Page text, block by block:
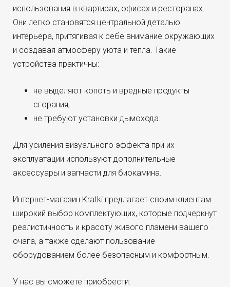
использования в квартирах, офисах и ресторанах.
Они легко становятся центральной деталью
интерьера, притягивая к себе внимание окружающих
и создавая атмосферу уюта и тепла. Такие
устройства практичны:
не выделяют копоть и вредные продукты
сгорания;
не требуют установки дымохода.
Для усиления визуального эффекта при их
эксплуатации используют дополнительные
аксессуары и запчасти для биокамина.
Интернет-магазин Kratki предлагает своим клиентам
широкий выбор комплектующих, которые подчеркнут
реалистичность и красоту живого пламени вашего
очага, а также сделают пользование
оборудованием более безопасным и комфортным.
У нас вы сможете приобрести: